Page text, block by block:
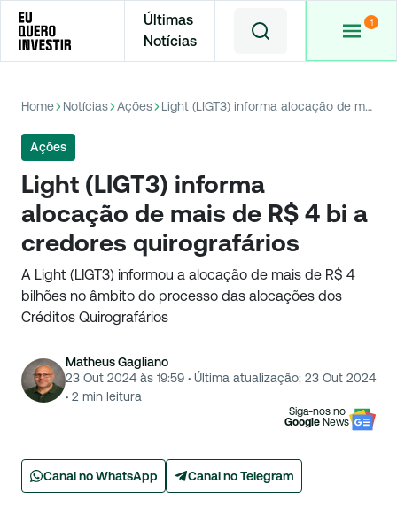
Últimas
Notícias
Home Notícias Ações Light (LIGT3) informa alocação de mais de R$ 4 bi a credores quirografários
Ações
Light (LIGT3) informa
alocação de mais de R$ 4 bi a
credores quirografários
A Light (LIGT3) informou a alocação de mais de R$ 4
bilhões no âmbito do processo das alocações dos
Créditos Quirografários
Matheus Gagliano
23 Out 2024 às 19:59 · Última atualização: 23 Out 2024
· 2 min leitura
Siga-nos no
Google News
Canal no WhatsApp Canal no Telegram